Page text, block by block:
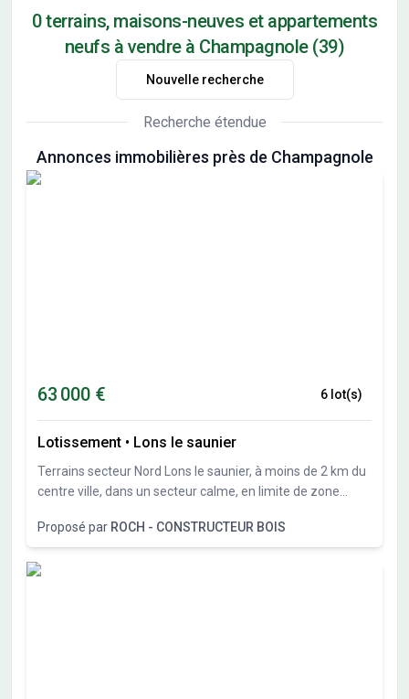
0 terrains, maisons-neuves et appartements
neufs à vendre à Champagnole (39)
Nouvelle recherche
Recherche étendue
Annonces immobilières près de Champagnole
63 000 € 6 lot(s)
Lotissement • Lons le saunier
Terrains secteur Nord Lons le saunier, à moins de 2 km du
centre ville, dans un secteur calme, en limite de zone
constructibles de 550 à 1300M²
Proposé par ROCH - CONSTRUCTEUR BOIS